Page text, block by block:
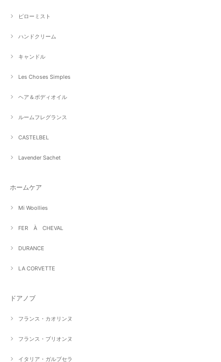
ピローミスト
ハンドクリーム
キャンドル
Les Choses Simples
ヘア＆ボディオイル
ルームフレグランス
CASTELBEL
Lavender Sachet
ホームケア
Mi Woollies
FER À CHEVAL
DURANCE
LA CORVETTE
ドアノブ
フランス・カオリンヌ
フランス・ブリオンヌ
イタリア・ガルブセラ